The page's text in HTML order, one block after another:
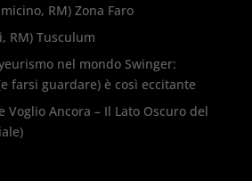
RM) Zona Faro
RM) Tusculum
nel mondo Swinger:
farsi guardare) è così eccitante
Voglio Ancora – Il Lato Oscuro del